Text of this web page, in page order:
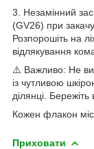
3. Незамінний
(GV26) при
Розпорошіть на
відлякування
⚠️ Важливо: Не
із чутливою
ділянці. Бережіть
Кожен флакон
Приховати